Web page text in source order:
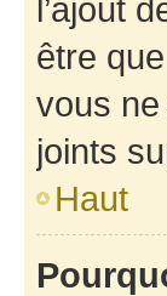
l’ajout
être
vous
joints
Haut